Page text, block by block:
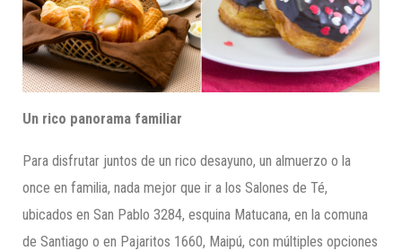
Un rico panorama familiar
Para disfrutar juntos de un rico desayuno, un almuerzo o la
once en familia, nada mejor que ir a los Salones de Té,
ubicados en San Pablo 3284, esquina Matucana, en la comuna
de Santiago o en Pajaritos 1660, Maipú, con múltiples opciones